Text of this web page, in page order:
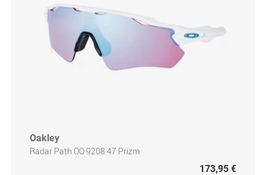
Oakley
Radar Path OO 9208 47 Prizm
173,95 €